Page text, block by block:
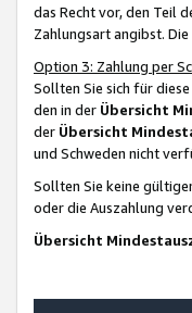
das Recht vor, den Teil
Zahlungsart angibst.
Option 3: Zahlung per
Sollten Sie sich für
den in der Übersicht
der Übersicht
und Schweden nicht
Sollten Sie keine
oder die Auszahlung
Übersicht